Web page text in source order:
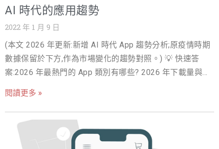
寫，他的全名是 User Experience，也就是「使用者體驗設
一切規劃過程。在這個過程中會需要具備邏輯以及高度的
同理心，能夠把自己的角色轉換成用戶，以他們的視角去
規劃最適合的使用流程。可以想像成是一個用戶從第一次
打開 App 到登入註冊、熟悉功能、尋找目標、引導用戶找
到目標功能並完成目標，將這一連串的流程變得順暢且直
圖）、Wireframe（框線圖）、Research（用戶研究） 等
等。 Flow（流程圖）： 可以再細分成開發用的 Flow Chart
AI 時代的應用趨勢
2022 年 1 月 9 日
(本文 2026 年更新:新增 AI 時代 App 趨勢分析;原疫情時期
數據保留於下方,作為市場變化的趨勢對照。) 💡 快速答
案:2026 年最熱門的 App 類別有哪些? 2026 年下載量與營
動支付與金融、健康管理、訂閱制內容平台。企業開發
App 建議從「AI + 既有服務」切入。戰國策提供 iOS /
Android App 規劃與開發服務。 疫情改變了世界，也改變
了各行各業的經營模式，對於零售、旅遊、住宿、物流、
閱讀更多 »